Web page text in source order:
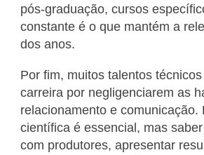
pós-graduação, cursos
constante é o que mantém a
dos anos.
Por fim, muitos talentos
carreira por negligenciarem as
relacionamento e comunicação.
científica é essencial, mas
com produtores, apresentar